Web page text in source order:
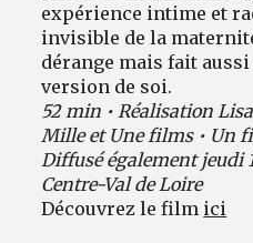
expérience intime et
invisible de la
dérange mais fait
version de soi.
52 min • Réalisation
Mille et Une films • Un
Diffusé également jeudi
Centre-Val de Loire
Découvrez le film ici